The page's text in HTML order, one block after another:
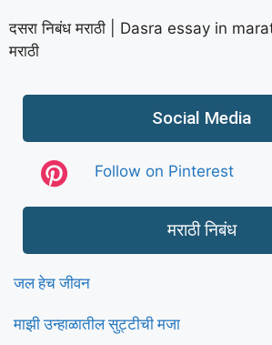
दसरा निबंध मराठी | Dasra essay in
मराठी
Social Media
Follow on Pinterest
मराठी निबंध
जल हेच जीवन
माझी उन्हाळातील सुट्टीची मजा